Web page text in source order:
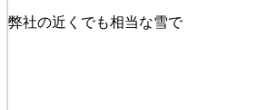
弊社の近くでも相当な雪で